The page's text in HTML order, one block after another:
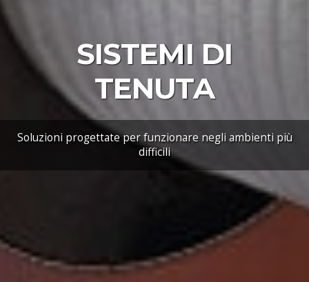
SISTEMI DI
TENUTA
Soluzioni progettate per funzionare negli ambienti più
difficili